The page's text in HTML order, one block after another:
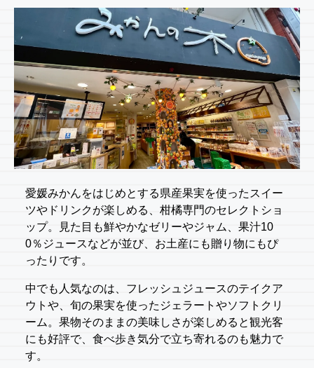
愛媛みかんをはじめとする県産果実を使ったスイー
ツやドリンクが楽しめる、柑橘専門のセレクトショ
ップ。見た目も鮮やかなゼリーやジャム、果汁10
0％ジュースなどが並び、お土産にも贈り物にもぴ
ったりです。
中でも人気なのは、フレッシュジュースのテイクア
ウトや、旬の果実を使ったジェラートやソフトクリ
ーム。果物そのままの美味しさが楽しめると観光客
にも好評で、食べ歩き気分で立ち寄れるのも魅力で
す。